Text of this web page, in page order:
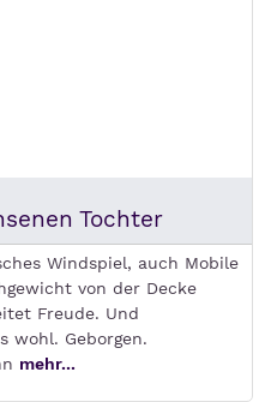
Tochter
Windspiel, auch Mobile
von der Decke
Freude. Und
wohl. Geborgen.
mehr...